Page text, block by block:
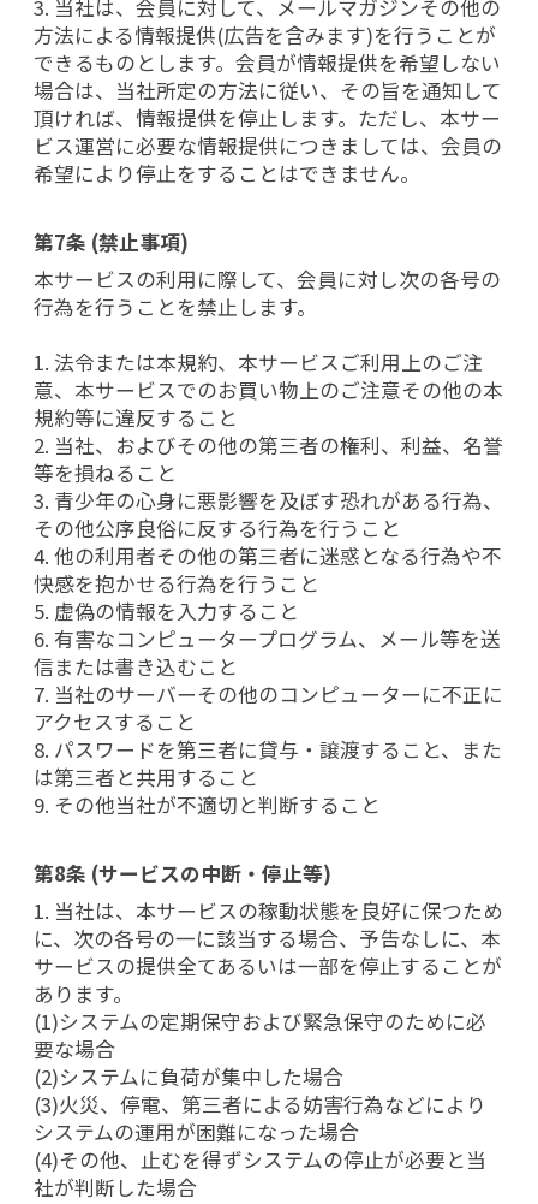
3. 当社は、会員に対して、メールマガジンその他の
方法による情報提供(広告を含みます)を行うことが
できるものとします。会員が情報提供を希望しない
場合は、当社所定の方法に従い、その旨を通知して
頂ければ、情報提供を停止します。ただし、本サー
ビス運営に必要な情報提供につきましては、会員の
希望により停止をすることはできません。
第7条 (禁止事項)
本サービスの利用に際して、会員に対し次の各号の
行為を行うことを禁止します。
1. 法令または本規約、本サービスご利用上のご注
意、本サービスでのお買い物上のご注意その他の本
規約等に違反すること
2. 当社、およびその他の第三者の権利、利益、名誉
等を損ねること
3. 青少年の心身に悪影響を及ぼす恐れがある行為、
その他公序良俗に反する行為を行うこと
4. 他の利用者その他の第三者に迷惑となる行為や不
快感を抱かせる行為を行うこと
5. 虚偽の情報を入力すること
6. 有害なコンピュータープログラム、メール等を送
信または書き込むこと
7. 当社のサーバーその他のコンピューターに不正に
アクセスすること
8. パスワードを第三者に貸与・譲渡すること、また
は第三者と共用すること
9. その他当社が不適切と判断すること
第8条 (サービスの中断・停止等)
1. 当社は、本サービスの稼動状態を良好に保つため
に、次の各号の一に該当する場合、予告なしに、本
サービスの提供全てあるいは一部を停止することが
あります。
(1)システムの定期保守および緊急保守のために必
要な場合
(2)システムに負荷が集中した場合
(3)火災、停電、第三者による妨害行為などにより
システムの運用が困難になった場合
(4)その他、止むを得ずシステムの停止が必要と当
社が判断した場合